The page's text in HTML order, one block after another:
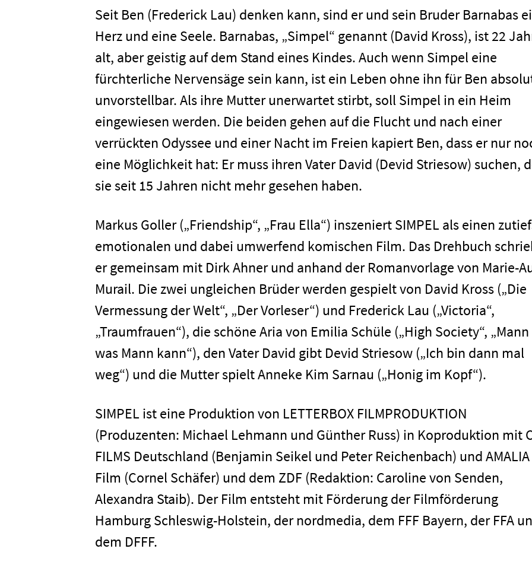
Seit Ben (Frederick Lau) denken kann, sind er und sein Bruder Barnabas
Herz und eine Seele. Barnabas, „Simpel“ genannt (David Kross), ist 22
alt, aber geistig auf dem Stand eines Kindes. Auch wenn Simpel eine
fürchterliche Nervensäge sein kann, ist ein Leben ohne ihn für Ben
unvorstellbar. Als ihre Mutter unerwartet stirbt, soll Simpel in ein Heim
eingewiesen werden. Die beiden gehen auf die Flucht und nach einer
verrückten Odyssee und einer Nacht im Freien kapiert Ben, dass er nur
eine Möglichkeit hat: Er muss ihren Vater David (Devid Striesow) suchen,
sie seit 15 Jahren nicht mehr gesehen haben.
Markus Goller („Friendship“, „Frau Ella“) inszeniert SIMPEL als einen
emotionalen und dabei umwerfend komischen Film. Das Drehbuch
er gemeinsam mit Dirk Ahner und anhand der Romanvorlage von Marie-
Murail. Die zwei ungleichen Brüder werden gespielt von David Kross („Die
Vermessung der Welt“, „Der Vorleser“) und Frederick Lau („Victoria“,
„Traumfrauen“), die schöne Aria von Emilia Schüle („High Society“,
was Mann kann“), den Vater David gibt Devid Striesow („Ich bin dann mal
weg“) und die Mutter spielt Anneke Kim Sarnau („Honig im Kopf“).
SIMPEL ist eine Produktion von LETTERBOX FILMPRODUKTION
(Produzenten: Michael Lehmann und Günther Russ) in Koproduktion mit
FILMS Deutschland (Benjamin Seikel und Peter Reichenbach) und AMALIA
Film (Cornel Schäfer) und dem ZDF (Redaktion: Caroline von Senden,
Alexandra Staib). Der Film entsteht mit Förderung der Filmförderung
Hamburg Schleswig-Holstein, der nordmedia, dem FFF Bayern, der FFA
dem DFFF.
Home
Unternehmen
Presse
Karriere
Kontakt
Newsletter Datenschutz Impressum